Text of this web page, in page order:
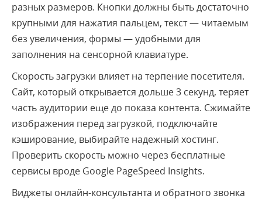
разных размеров. Кнопки должны быть достаточно
крупными для нажатия пальцем, текст — читаемым
без увеличения, формы — удобными для
заполнения на сенсорной клавиатуре.
Скорость загрузки влияет на терпение посетителя.
Сайт, который открывается дольше 3 секунд, теряет
часть аудитории еще до показа контента. Сжимайте
изображения перед загрузкой, подключайте
кэширование, выбирайте надежный хостинг.
Проверить скорость можно через бесплатные
сервисы вроде Google PageSpeed Insights.
Виджеты онлайн-консультанта и обратного звонка